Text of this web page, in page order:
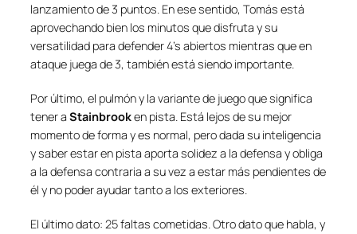
lanzamiento de 3 puntos. En ese sentido, Tomás está
aprovechando bien los minutos que disfruta y su
versatilidad para defender 4’s abiertos mientras que en
ataque juega de 3, también está siendo importante.
Por último, el pulmón y la variante de juego que significa
tener a Stainbrooken pista. Está lejos de su mejor
momento de forma y es normal, pero dada su inteligencia
y saber estar en pista aporta solidez a la defensa y obliga
a la defensa contraria a su vez a estar más pendientes de
él y no poder ayudar tanto a los exteriores.
El último dato: 25 faltas cometidas. Otro dato que habla, y